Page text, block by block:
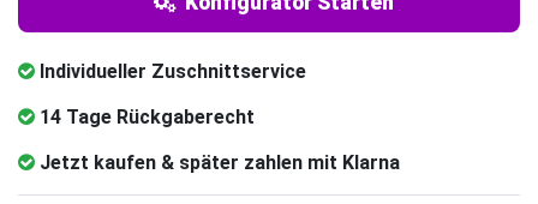
Individueller Zuschnittservice
14 Tage Rückgaberecht
Jetzt kaufen & später zahlen mit Klarna